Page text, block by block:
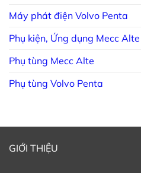
Máy phát điện Volvo Penta
Phụ kiện, Ứng dụng Mecc Alte
Phụ tùng Mecc Alte
Phụ tùng Volvo Penta
GIỚI THIỆU